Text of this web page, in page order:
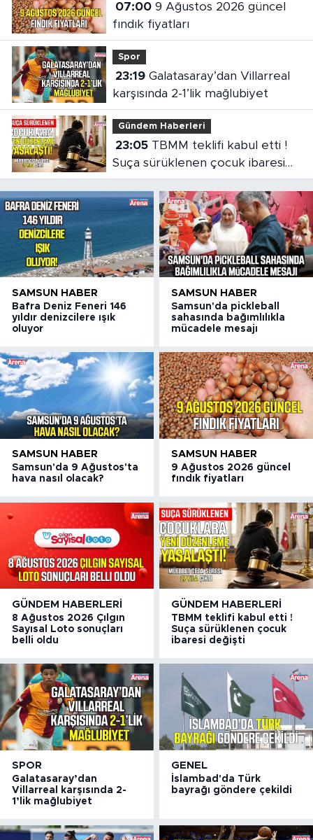
07:009 Ağustos 2026 güncel
fındık fiyatları
Spor
23:19Galatasaray’dan Villarreal
karşısında 2-1’lik mağlubiyet
Gündem Haberleri
23:05TBMM teklifi kabul etti !
Suça sürüklenen çocuk ibaresi
değişti
SAMSUN HABER
Bafra Deniz Feneri 146
yıldır denizcilere ışık
oluyor
SAMSUN HABER
Samsun'da pickleball
sahasında bağımlılıkla
mücadele mesajı
SAMSUN HABER
Samsun'da 9 Ağustos'ta
hava nasıl olacak?
SAMSUN HABER
9 Ağustos 2026 güncel
fındık fiyatları
GÜNDEM HABERLERI
8 Ağustos 2026 Çılgın
Sayısal Loto sonuçları
belli oldu
GÜNDEM HABERLERI
TBMM teklifi kabul etti !
Suça sürüklenen çocuk
ibaresi değişti
SPOR
Galatasaray’dan
Villarreal karşısında 2-
1’lik mağlubiyet
GENEL
İslambad'da Türk
bayrağı göndere çekildi